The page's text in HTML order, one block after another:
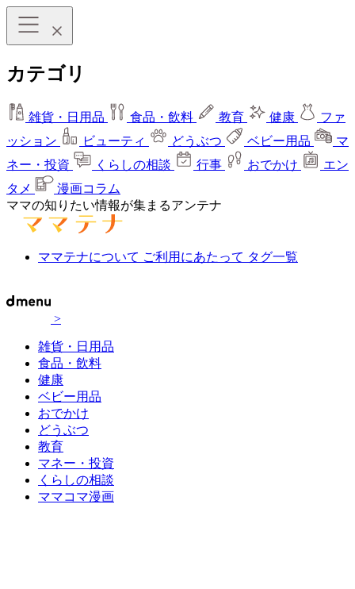
カテゴリ
雑貨・日用品 食品・飲料 教育 健康
ファ
ッション
ビューティ どうぶつ ベビー用品
マ
ネー・投資
くらしの相談 行事 おでかけ
エン
タメ
漫画コラム
ママの知りたい情報が集まるアンテナ
ママテナについて ご利用にあたって タグ一覧
>
雑貨・日用品
食品・飲料
健康
ベビー用品
おでかけ
どうぶつ
教育
マネー・投資
くらしの相談
ママコマ漫画